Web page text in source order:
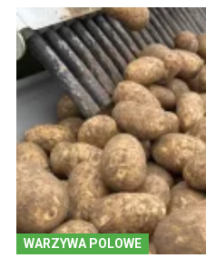
WARZYWA POLOWE